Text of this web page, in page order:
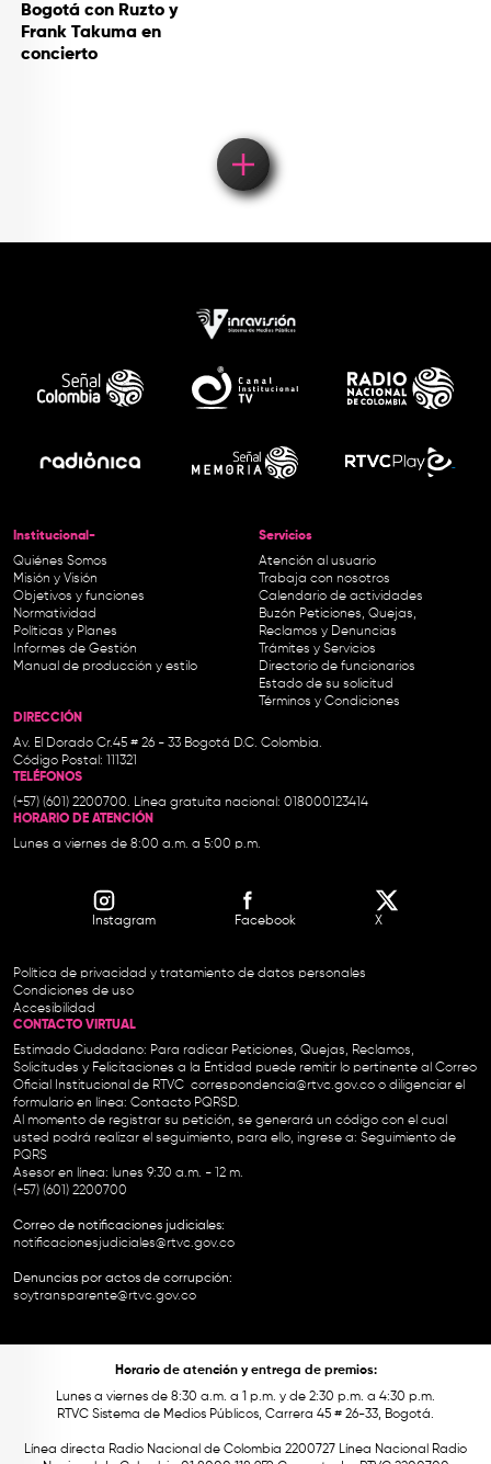
Bogotá con Ruzto y
Frank Takuma en
concierto
Institucional-
Quiénes Somos
Misión y Visión
Objetivos y funciones
Normatividad
Políticas y Planes
Informes de Gestión
Manual de producción y estilo
Servicios
Atención al usuario
Trabaja con nosotros
Calendario de actividades
Buzón Peticiones, Quejas,
Reclamos y Denuncias
Trámites y Servicios
Directorio de funcionarios
Estado de su solicitud
Términos y Condiciones
DIRECCIÓN
Av. El Dorado Cr.45 # 26 - 33 Bogotá D.C. Colombia.
Código Postal: 111321
TELÉFONOS
(+57) (601) 2200700. Línea gratuita nacional: 018000123414
HORARIO DE ATENCIÓN
Lunes a viernes de 8:00 a.m. a 5:00 p.m.
Instagram Facebook X
Política de privacidad y tratamiento de datos personales
Condiciones de uso
Accesibilidad
CONTACTO VIRTUAL
Estimado Ciudadano: Para radicar Peticiones, Quejas, Reclamos,
Solicitudes y Felicitaciones a la Entidad puede remitir lo pertinente al Correo
Oficial Institucional de RTVC correspondencia@rtvc.gov.co o diligenciar el
formulario en línea: Contacto PQRSD.
Al momento de registrar su petición, se generará un código con el cual
usted podrá realizar el seguimiento, para ello, ingrese a: Seguimiento de
PQRS
Asesor en línea: lunes 9:30 a.m. - 12 m.
(+57) (601) 2200700
Correo de notificaciones judiciales:
notificacionesjudiciales@rtvc.gov.co
Denuncias por actos de corrupción:
soytransparente@rtvc.gov.co
Horario de atención y entrega de premios:
Lunes a viernes de 8:30 a.m. a 1 p.m. y de 2:30 p.m. a 4:30 p.m.
RTVC Sistema de Medios Públicos, Carrera 45 # 26-33, Bogotá.
Línea directa Radio Nacional de Colombia 2200727 Línea Nacional Radio